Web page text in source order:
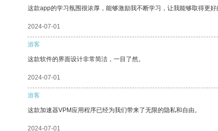
这款app的学习氛围很浓厚，能够激励我不断学习，让我能够取得更好
2024-07-01
游客
这款软件的界面设计非常简洁，一目了然。
2024-07-01
游客
这款加速器VPM应用程序已经为我们带来了无限的隐私和自由。
2024-07-01